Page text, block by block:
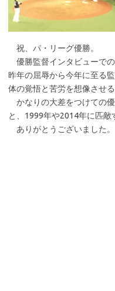
祝、パ・リーグ優勝。
優勝監督インタビューでの
昨年の屈辱から今年に至る
体の覚悟と苦労を想像させる
かなりの大差をつけての
と、1999年や2014年に匹敵
ありがとうございました。